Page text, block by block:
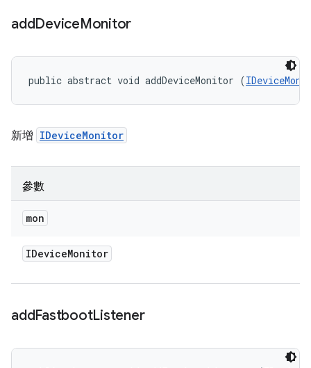
addDeviceMonitor
public abstract void addDeviceMonitor (
新增 IDeviceMonitor
參數
mon
IDeviceMonitor
addFastbootListener